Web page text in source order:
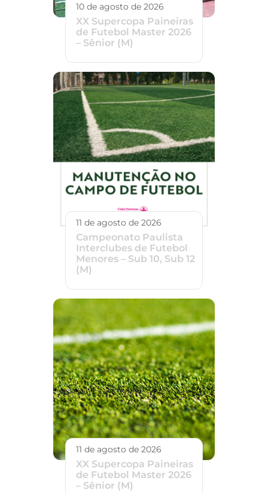
10 de agosto de 2026
XX Supercopa Paineiras
de Futebol Master 2026
– Sênior (M)
11 de agosto de 2026
Campeonato Paulista
Interclubes de Futebol
Menores – Sub 10, Sub 12
(M)
11 de agosto de 2026
XX Supercopa Paineiras
de Futebol Master 2026
– Sênior (M)